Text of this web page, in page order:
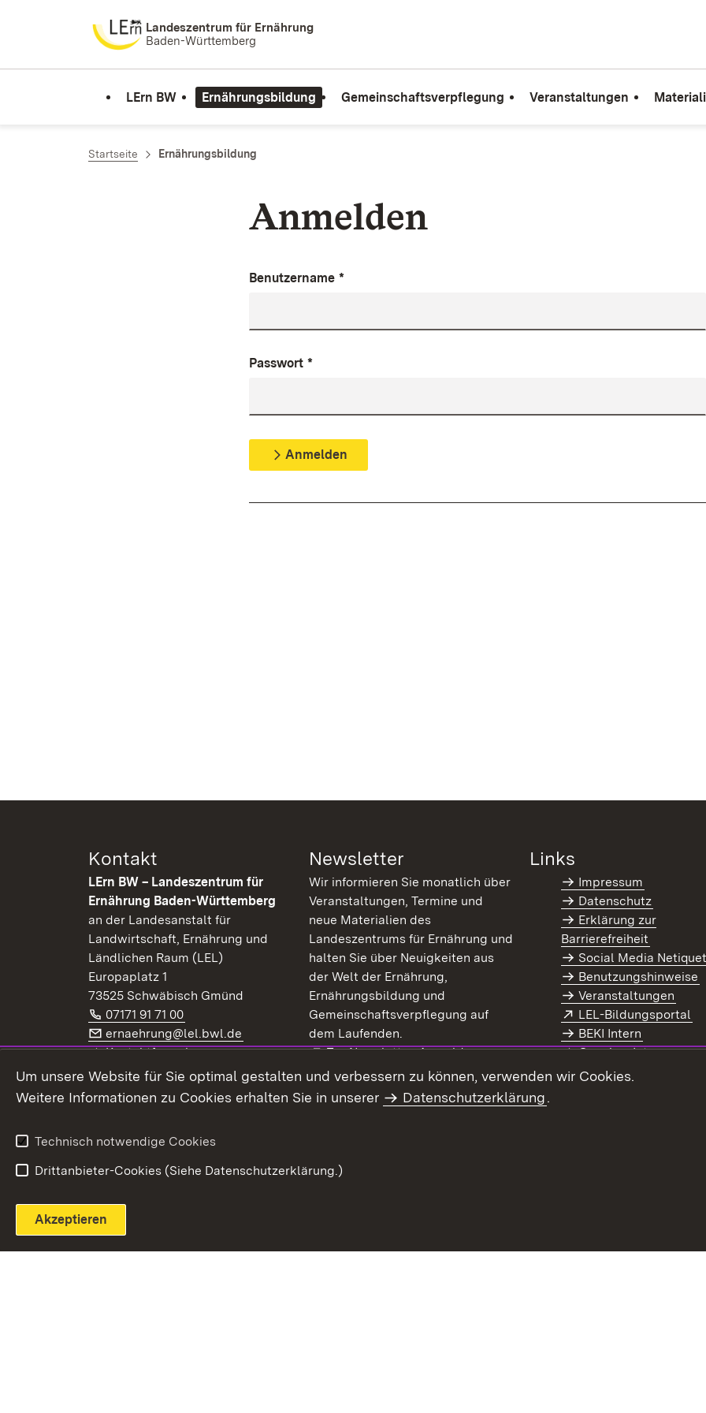
Zum Inhalt springenLandeszentrum für Ernährung
Baden-Württemberg
LErn BW Ernährungsbildung Gemeinschaftsverpflegung Veranstaltungen
Startseite Ernährungsbildung
Anmelden
Benutzername *
Passwort *
Anmelden
Kontakt
LErn BW – Landeszentrum für
Ernährung Baden-Württemberg
an der Landesanstalt für
Landwirtschaft, Ernährung und
Ländlichen Raum (LEL)
Europaplatz 1
73525 Schwäbisch Gmünd
Telefon:
07171 91 71 00 (Öffnet in neuem Fenster)
E-Mail:
ernaehrung@lel.bwl.de (Öffnet in neuem Fenster)
Kontaktformular
Extern:
LinkedIn (Öffnet in neuem Fenster)
Newsletter
Wir informieren Sie monatlich über
Veranstaltungen, Termine und
neue Materialien des
Landeszentrums für Ernährung und
halten Sie über Neuigkeiten aus
der Welt der Ernährung,
Ernährungsbildung und
Gemeinschaftsverpflegung auf
dem Laufenden.
Extern:
Zur Newsletter-Anmeldung(Öffnet in neuem Fenster)
Newsletter-Archiv
Links
Impressum
Datenschutz
Erklärung zur
Barrierefreiheit
Social Media
Benutzungshinweise
Veranstaltungen
Extern:
LEL-Bildungsportal
BEKI Intern
Coaches Intern
Intranet
Um unsere Website für Sie optimal gestalten und verbessern zu können, verwenden wir Cookies.
Weitere Informationen zu Cookies erhalten Sie in unserer
Datenschutzerklärung.
Technisch notwendige Cookies
Drittanbieter-Cookies (Siehe Datenschutzerklärung.)
Akzeptieren